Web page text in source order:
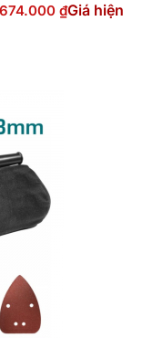
674.000 ₫Giá hiện